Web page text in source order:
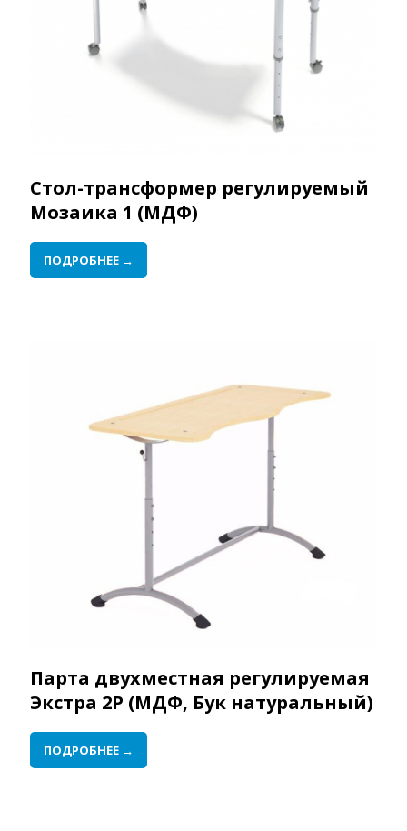
Стол-трансформер регулируемый
Мозаика 1 (МДФ)
ПОДРОБНЕЕ →
Парта двухместная регулируемая
Экстра 2Р (МДФ, Бук натуральный)
ПОДРОБНЕЕ →